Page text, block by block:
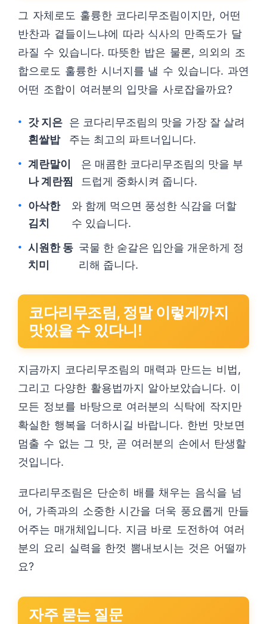
그 자체로도 훌륭한 코다리무조림이지만, 어떤
반찬과 곁들이느냐에 따라 식사의 만족도가 달
라질 수 있습니다. 따뜻한 밥은 물론, 의외의 조
합으로도 훌륭한 시너지를 낼 수 있습니다. 과연
어떤 조합이 여러분의 입맛을 사로잡을까요?
갓 지은
흰쌀밥
은 코다리무조림의 맛을 가장 잘 살려
주는 최고의 파트너입니다.
계란말이
나 계란찜
은 매콤한 코다리무조림의 맛을 부
드럽게 중화시켜 줍니다.
아삭한
김치
와 함께 먹으면 풍성한 식감을 더할
수 있습니다.
시원한 동
치미
국물 한 숟갈은 입안을 개운하게 정
리해 줍니다.
코다리무조림, 정말 이렇게까지
맛있을 수 있다니!
지금까지 코다리무조림의 매력과 만드는 비법,
그리고 다양한 활용법까지 알아보았습니다. 이
모든 정보를 바탕으로 여러분의 식탁에 작지만
확실한 행복을 더하시길 바랍니다. 한번 맛보면
멈출 수 없는 그 맛, 곧 여러분의 손에서 탄생할
것입니다.
코다리무조림은 단순히 배를 채우는 음식을 넘
어, 가족과의 소중한 시간을 더욱 풍요롭게 만들
어주는 매개체입니다. 지금 바로 도전하여 여러
분의 요리 실력을 한껏 뽐내보시는 것은 어떨까
요?
자주 묻는 질문